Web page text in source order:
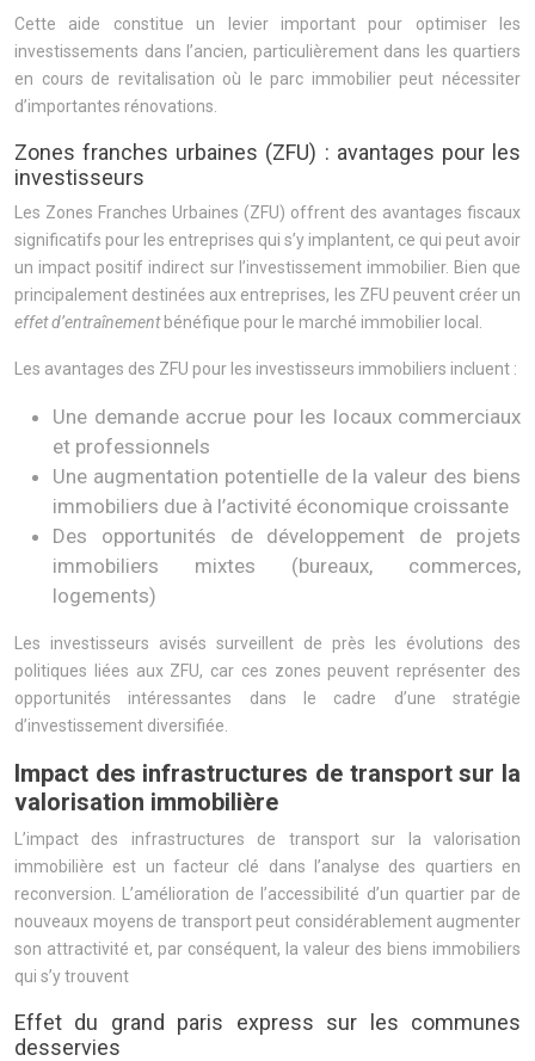
Cette aide constitue un levier important pour optimiser les
investissements dans l’ancien, particulièrement dans les quartiers
en cours de revitalisation où le parc immobilier peut nécessiter
d’importantes rénovations.
Zones franches urbaines (ZFU) : avantages pour les
investisseurs
Les Zones Franches Urbaines (ZFU) offrent des avantages fiscaux
significatifs pour les entreprises qui s’y implantent, ce qui peut avoir
un impact positif indirect sur l’investissement immobilier. Bien que
principalement destinées aux entreprises, les ZFU peuvent créer un
effet d’entraînement bénéfique pour le marché immobilier local.
Les avantages des ZFU pour les investisseurs immobiliers incluent :
Une demande accrue pour les locaux commerciaux
et professionnels
Une augmentation potentielle de la valeur des biens
immobiliers due à l’activité économique croissante
Des opportunités de développement de projets
immobiliers mixtes (bureaux, commerces,
logements)
Les investisseurs avisés surveillent de près les évolutions des
politiques liées aux ZFU, car ces zones peuvent représenter des
opportunités intéressantes dans le cadre d’une stratégie
d’investissement diversifiée.
Impact des infrastructures de transport sur la
valorisation immobilière
L’impact des infrastructures de transport sur la valorisation
immobilière est un facteur clé dans l’analyse des quartiers en
reconversion. L’amélioration de l’accessibilité d’un quartier par de
nouveaux moyens de transport peut considérablement augmenter
son attractivité et, par conséquent, la valeur des biens immobiliers
qui s’y trouvent
Effet du grand paris express sur les communes
desservies